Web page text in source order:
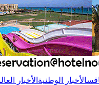
الأخبار الوطنية الأخبار